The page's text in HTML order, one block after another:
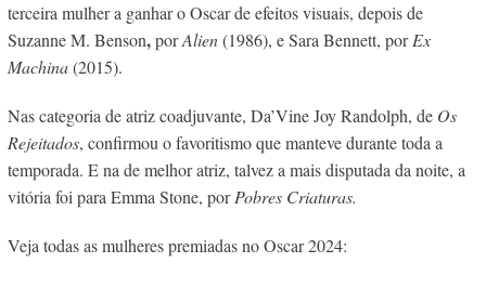
terceira mulher a ganhar o Oscar de efeitos visuais, depois de
Suzanne M. Benson,porAlien(1986), e Sara Bennett, porEx
Machina(2015).
Nas categoria de atriz coadjuvante, Da’Vine Joy Randolph, de Os
Rejeitados, confirmou o favoritismo que manteve durante toda a
temporada. E na de melhor atriz, talvez a mais disputada da noite, a
vitória foi para Emma Stone, porPobres Criaturas.
Veja todas as mulheres premiadas no Oscar 2024: